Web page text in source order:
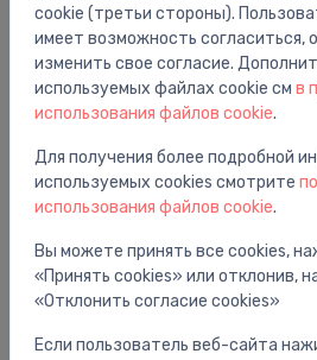
Rad. noslēgvārsts Corner Combi
hromēts (lab.p.)
Вам также может
cookie (третьи стороны).
имеет возможность согласиться,
изменить свое согласие.
используемых файлах cookie см в
использования файлов cookie.
Для получения более подробной
используемых cookies смотрите
использования файлов cookie.
Вы можете принять все cookies,
«Принять cookies» или отклонив,
«Отклонить согласие cookies»
Если пользователь веб-сайта